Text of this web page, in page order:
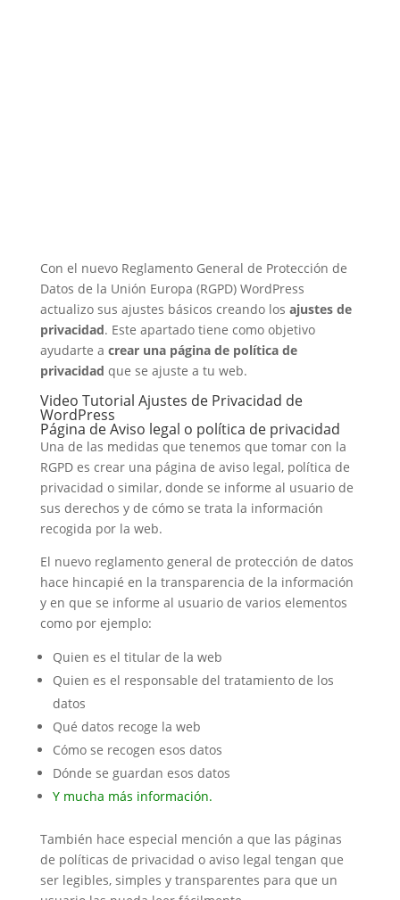
Con el nuevo Reglamento General de Protección de
Datos de la Unión Europa (RGPD) WordPress
actualizo sus ajustes básicos creando los ajustes de
privacidad. Este apartado tiene como objetivo
ayudarte a crear una página de política de
privacidad que se ajuste a tu web.
Video Tutorial Ajustes de Privacidad de
WordPress
Página de Aviso legal o política de privacidad
Una de las medidas que tenemos que tomar con la
RGPD es crear una página de aviso legal, política de
privacidad o similar, donde se informe al usuario de
sus derechos y de cómo se trata la información
recogida por la web.
El nuevo reglamento general de protección de datos
hace hincapié en la transparencia de la información
y en que se informe al usuario de varios elementos
como por ejemplo:
Quien es el titular de la web
Quien es el responsable del tratamiento de los
datos
Qué datos recoge la web
Cómo se recogen esos datos
Dónde se guardan esos datos
Y mucha más información.
También hace especial mención a que las páginas
de políticas de privacidad o aviso legal tengan que
ser legibles, simples y transparentes para que un